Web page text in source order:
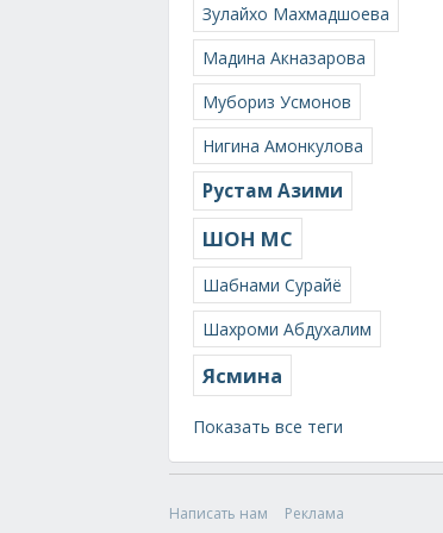
Зулайхо Махмадшоева
Мадина Акназарова
Мубориз Усмонов
Нигина Амонкулова
Рустам Азими
ШОН МС
Шабнами Сурайё
Шахроми Абдухалим
Ясмина
Показать все теги
Написать нам
Реклама